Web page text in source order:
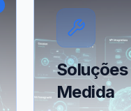
Soluções
Medida